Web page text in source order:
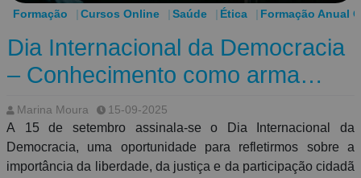
Formação Cursos Online Saúde Ética Formação Anual
Dia Internacional da Democracia
– Conhecimento como arma
contra o narcotráfico
Marina Moura 15-09-2025
A 15 de setembro assinala-se o Dia Internacional da
Democracia, uma oportunidade para refletirmos sobre a
importância da liberdade, da justiça e da participação cidadã